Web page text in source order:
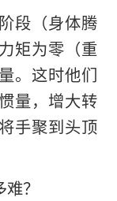
段（身体腾
矩为零（重
。这时他们
量，增大转
手聚到头顶
？